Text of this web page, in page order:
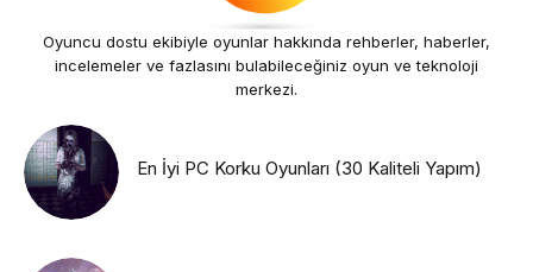
Oyuncu dostu ekibiyle oyunlar hakkında rehberler, haberler,
incelemeler ve fazlasını bulabileceğiniz oyun ve teknoloji
merkezi.
En İyi PC Korku Oyunları (30 Kaliteli Yapım)